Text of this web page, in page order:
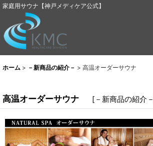
家庭用サウナ【神戸メディケア公式】
ホーム > －新商品の紹介－ > 高温オーダーサウナ
高温オーダーサウナ [ －新商品の紹介－